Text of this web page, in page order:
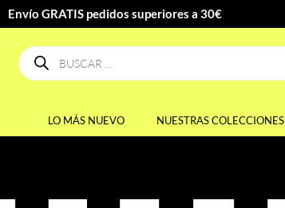
Envío GRATIS pedidos superiores a 30€
LO MÁS NUEVO NUESTRAS COLECCIONES